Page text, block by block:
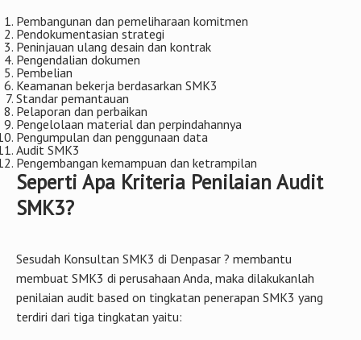
Pembangunan dan pemeliharaan komitmen
Pendokumentasian strategi
Peninjauan ulang desain dan kontrak
Pengendalian dokumen
Pembelian
Keamanan bekerja berdasarkan SMK3
Standar pemantauan
Pelaporan dan perbaikan
Pengelolaan material dan perpindahannya
Pengumpulan dan penggunaan data
Audit SMK3
Pengembangan kemampuan dan ketrampilan
Seperti Apa Kriteria Penilaian Audit
SMK3?
Sesudah Konsultan SMK3 di Denpasar ? membantu
membuat SMK3 di perusahaan Anda, maka dilakukanlah
penilaian audit based on tingkatan penerapan SMK3 yang
terdiri dari tiga tingkatan yaitu: